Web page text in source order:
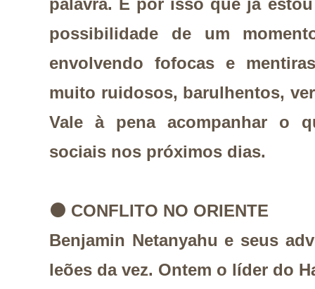
palavra. É por isso que já
possibilidade de um
envolvendo fofocas e
muito ruidosos, barulhentos,
Vale à pena acompanhar o
sociais nos próximos dias.
⚫ CONFLITO NO ORIENTE
Benjamin Netanyahu e seus
leões da vez. Ontem o líder do